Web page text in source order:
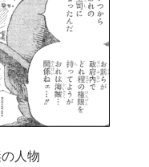
人物